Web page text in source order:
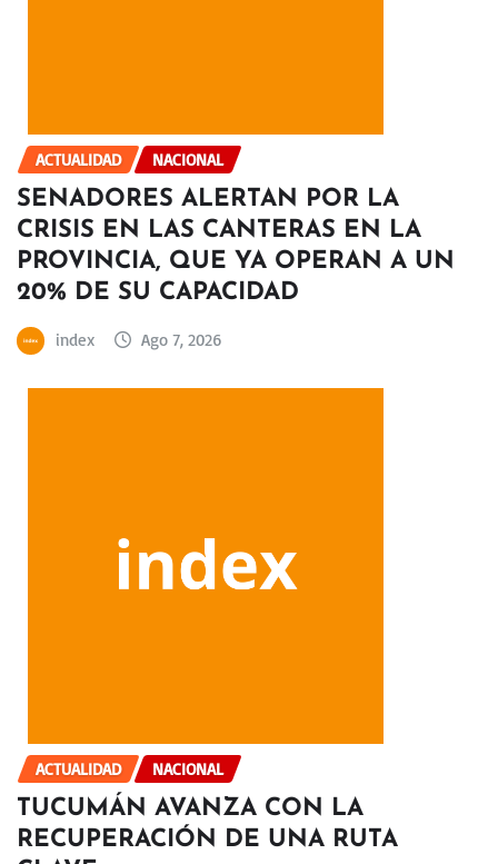
ACTUALIDAD NACIONAL
SENADORES ALERTAN POR LA
CRISIS EN LAS CANTERAS EN LA
PROVINCIA, QUE YA OPERAN A UN
20% DE SU CAPACIDAD
index Ago 7, 2026
ACTUALIDAD NACIONAL
TUCUMÁN AVANZA CON LA
RECUPERACIÓN DE UNA RUTA